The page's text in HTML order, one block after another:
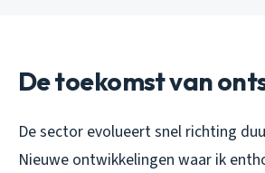
De toekomst van
De sector evolueert snel richting
Nieuwe ontwikkelingen waar ik